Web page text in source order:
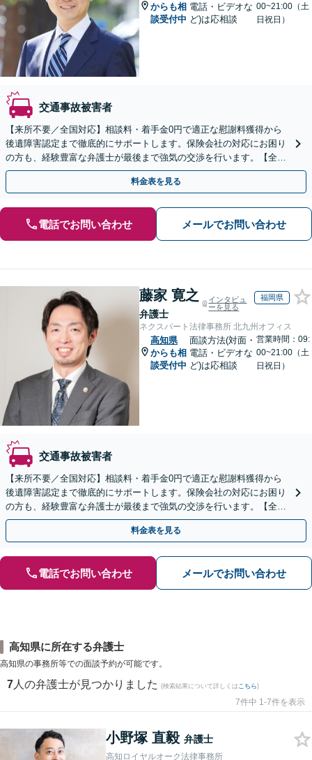
からも相
談受付中
電話・ビデオな
ど)は応相談
00~21:00（土
日祝日）
交通事故被害者
【来所不要／全国対応】相談料・着手金0円で適正な慰謝料獲得から
後遺障害認定まで徹底的にサポートします。保険会社の対応にお困り
の方も、経験豊富な弁護士が最後まで強気の交渉を行います。【全国
13拠点】お気軽にご相談ください。
料金表を見る
電話でお問い合わせ メールでお問い合わせ
藤家 寛之
弁護士
インタビュ
ーを見る
福岡県
ネクスパート法律事務所 北九州オフィス
高知県
からも相
談受付中
面談方法(対面・
電話・ビデオな
ど)は応相談
営業時間：09:
00~21:00（土
日祝日）
交通事故被害者
【来所不要／全国対応】相談料・着手金0円で適正な慰謝料獲得から
後遺障害認定まで徹底的にサポートします。保険会社の対応にお困り
の方も、経験豊富な弁護士が最後まで強気の交渉を行います。【全国
13拠点】お気軽にご相談ください。
料金表を見る
電話でお問い合わせ メールでお問い合わせ
高知県に所在する弁護士
高知県の事務所等での面談予約が可能です。
7 人の弁護士が見つかりました (検索結果について詳しくは こちら)
7件中 1-7件を表示
小野塚 直毅 弁護士
高知ロイヤルオーク法律事務所